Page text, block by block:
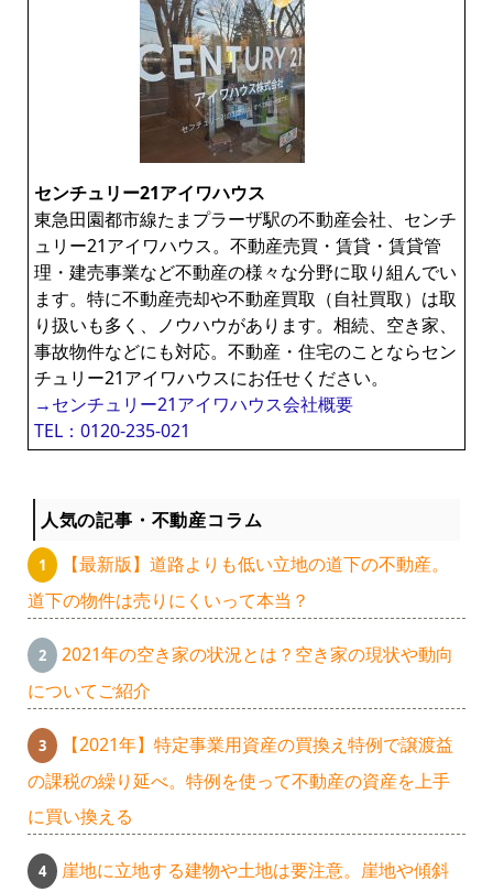
センチュリー21アイワハウス
東急田園都市線たまプラーザ駅の不動産会社、センチ
ュリー21アイワハウス。不動産売買・賃貸・賃貸管
理・建売事業など不動産の様々な分野に取り組んでい
ます。特に不動産売却や不動産買取（自社買取）は取
り扱いも多く、ノウハウがあります。相続、空き家、
事故物件などにも対応。不動産・住宅のことならセン
チュリー21アイワハウスにお任せください。
→センチュリー21アイワハウス会社概要
TEL：0120-235-021
人気の記事・不動産コラム
【最新版】道路よりも低い立地の道下の不動産。
道下の物件は売りにくいって本当？
2021年の空き家の状況とは？空き家の現状や動向
についてご紹介
【2021年】特定事業用資産の買換え特例で譲渡益
の課税の繰り延べ。特例を使って不動産の資産を上手
に買い換える
崖地に立地する建物や土地は要注意。崖地や傾斜